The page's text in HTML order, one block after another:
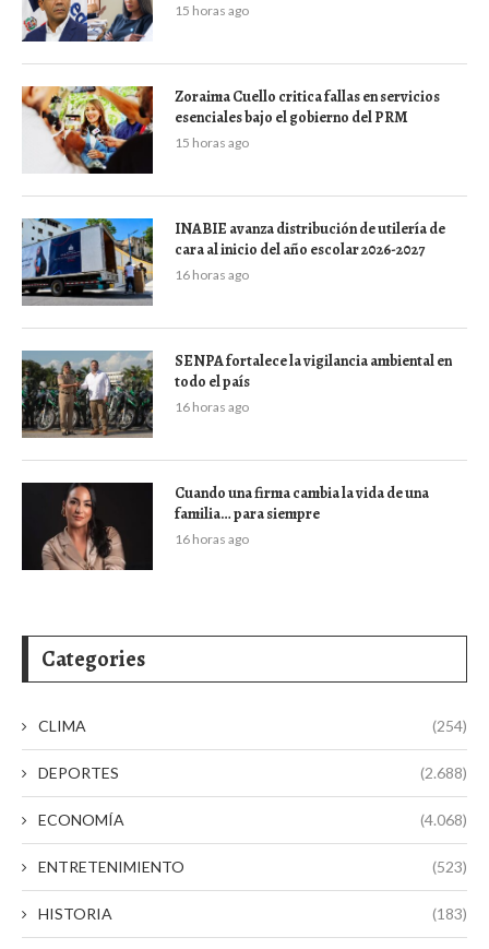
15 horas ago
Zoraima Cuello critica fallas en servicios
esenciales bajo el gobierno del PRM
15 horas ago
INABIE avanza distribución de utilería de
cara al inicio del año escolar 2026-2027
16 horas ago
SENPA fortalece la vigilancia ambiental en
todo el país
16 horas ago
Cuando una firma cambia la vida de una
familia… para siempre
16 horas ago
Categories
CLIMA (254)
DEPORTES (2.688)
ECONOMÍA (4.068)
ENTRETENIMIENTO (523)
HISTORIA (183)